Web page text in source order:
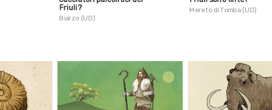
Friuli?
Biarzo (UD)
Mereto di Tomba (UD)